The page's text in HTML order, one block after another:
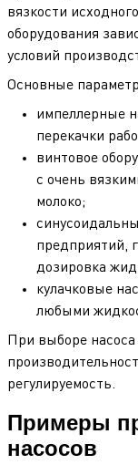
вязкости
оборудования
условий
Основные
импеллерные
перекачки
винтовое
с очень
молоко;
предприятий,
дозировка
кулачковые
любыми
При выборе
регулируемость.
Примеры
насосов